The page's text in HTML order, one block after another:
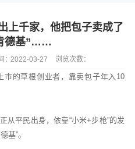
上千家，他把包子卖成了
德基”……
：2022-03-27 浏览次数：
市的草根创业者，靠卖包子年入10
从平民出身，依靠“小米+步枪”的发
基”。